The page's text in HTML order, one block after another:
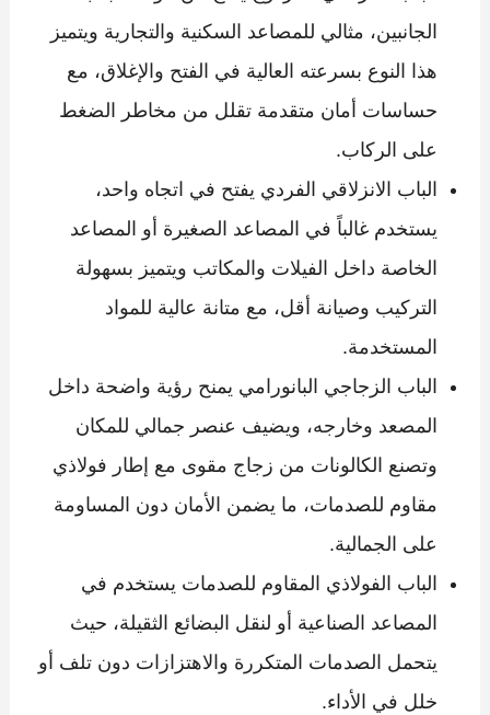
الجانبين، مثالي للمصاعد السكنية والتجارية ويتميز
هذا النوع بسرعته العالية في الفتح والإغلاق، مع
حساسات أمان متقدمة تقلل من مخاطر الضغط
على الركاب.
الباب الانزلاقي الفردي يفتح في اتجاه واحد،
يستخدم غالباً في المصاعد الصغيرة أو المصاعد
الخاصة داخل الفيلات والمكاتب ويتميز بسهولة
التركيب وصيانة أقل، مع متانة عالية للمواد
المستخدمة.
الباب الزجاجي البانورامي يمنح رؤية واضحة داخل
المصعد وخارجه، ويضيف عنصر جمالي للمكان
وتصنع الكالونات من زجاج مقوى مع إطار فولاذي
مقاوم للصدمات، ما يضمن الأمان دون المساومة
على الجمالية.
الباب الفولاذي المقاوم للصدمات يستخدم في
المصاعد الصناعية أو لنقل البضائع الثقيلة، حيث
يتحمل الصدمات المتكررة والاهتزازات دون تلف أو
خلل في الأداء.